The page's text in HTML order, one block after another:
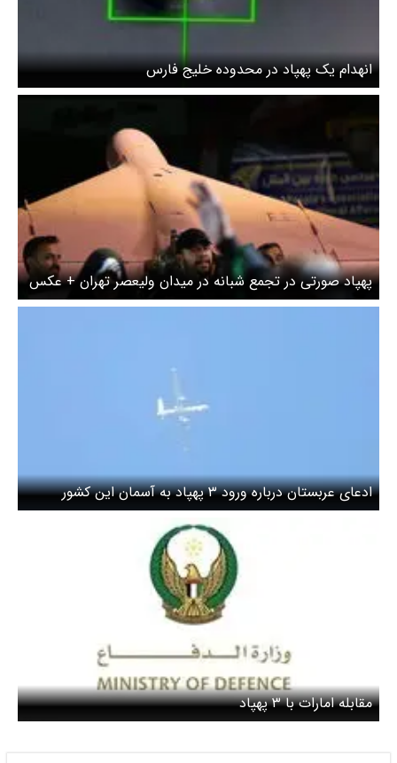
انهدام یک پهپاد در محدوده خلیج فارس
پهپاد صورتی‌ در تجمع شبانه در میدان ولیعصر تهران + عکس
ادعای عربستان درباره ورود ۳ پهپاد به آسمان این کشور
مقابله امارات با ۳ پهپاد